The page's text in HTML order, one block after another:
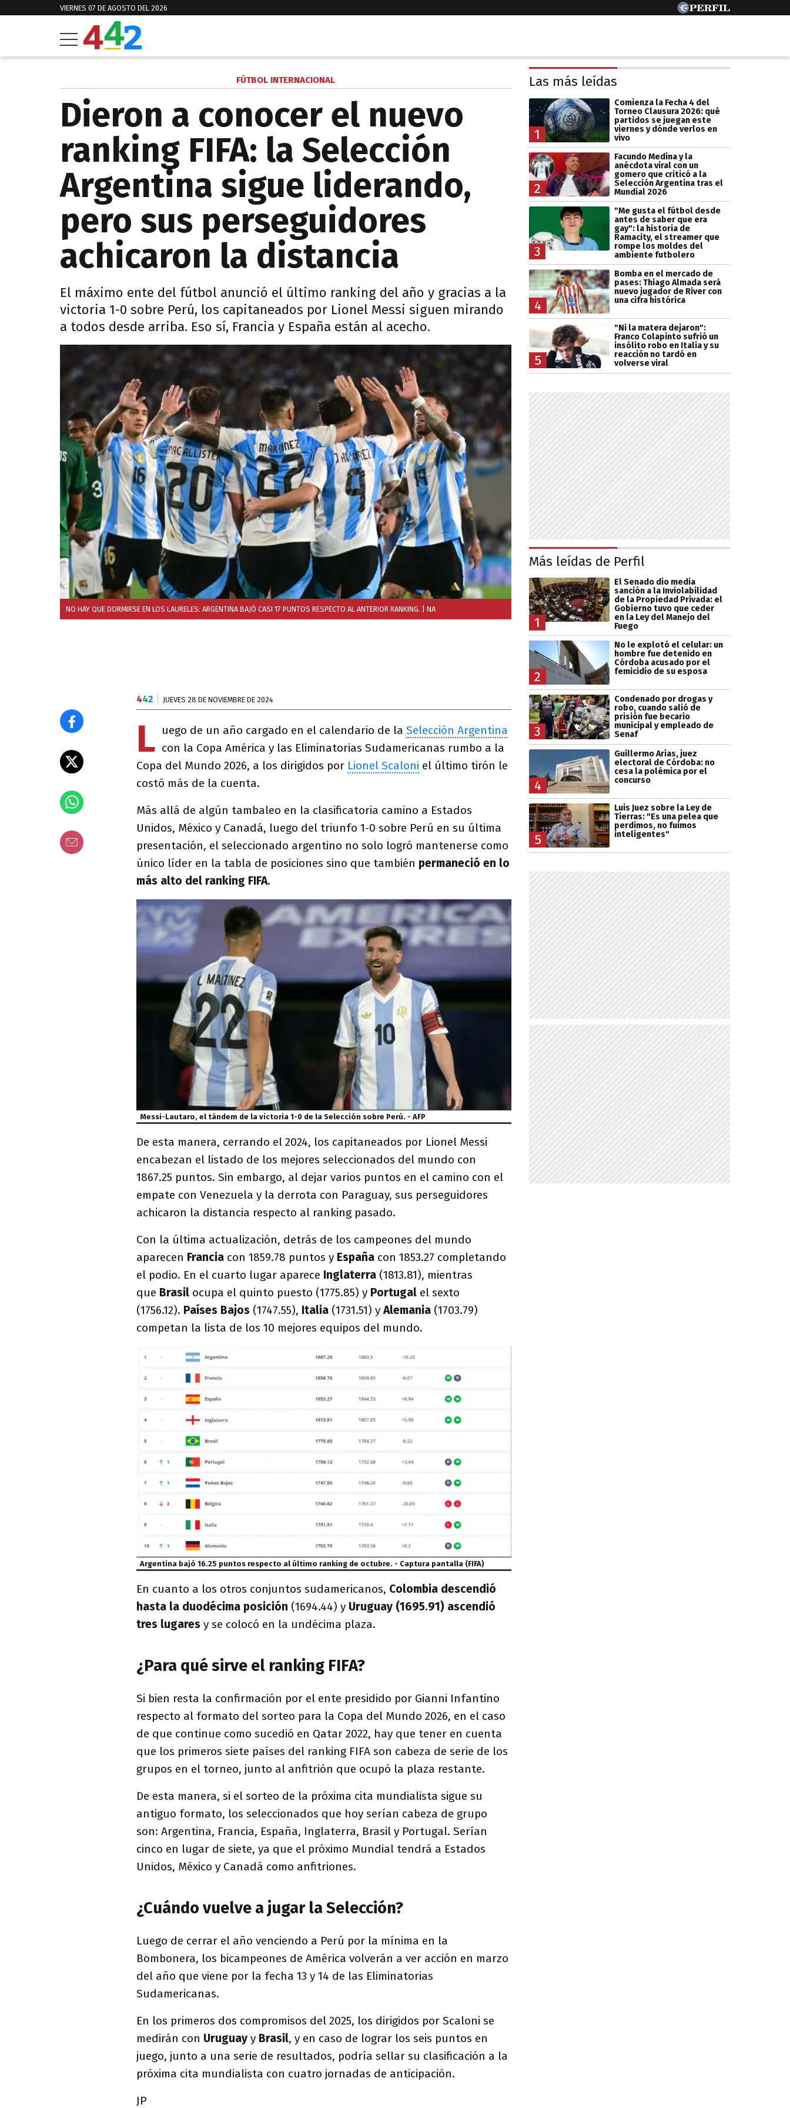
VIERNES 07 DE AGOSTO DEL 2026
FÚTBOL INTERNACIONAL
Dieron a conocer el nuevo
ranking FIFA: la Selección
Argentina sigue liderando,
pero sus perseguidores
achicaron la distancia
El máximo ente del fútbol anunció el último ranking del año y gracias a la
victoria 1-0 sobre Perú, los capitaneados por Lionel Messi siguen mirando
a todos desde arriba. Eso sí, Francia y España están al acecho.
NO HAY QUE DORMIRSE EN LOS LAURELES: ARGENTINA BAJÓ CASI 17 PUNTOS RESPECTO AL ANTERIOR RANKING. | NA
442 JUEVES 28 DE NOVIEMBRE DE 2024
L uego de un año cargado en el calendario de la Selección Argentina
con la Copa América y las Eliminatorias Sudamericanas rumbo a la
Copa del Mundo 2026, a los dirigidos por Lionel Scaloni el último tirón le
costó más de la cuenta.
Más allá de algún tambaleo en la clasificatoria camino a Estados
Unidos, México y Canadá, luego del triunfo 1-0 sobre Perú en su última
presentación, el seleccionado argentino no solo logró mantenerse como
único líder en la tabla de posiciones sino que también permaneció en lo
más alto del ranking FIFA.
Messi-Lautaro, el tándem de la victoria 1-0 de la Selección sobre Perú. - AFP
De esta manera, cerrando el 2024, los capitaneados por Lionel Messi
encabezan el listado de los mejores seleccionados del mundo con
1867.25 puntos. Sin embargo, al dejar varios puntos en el camino con el
empate con Venezuela y la derrota con Paraguay, sus perseguidores
achicaron la distancia respecto al ranking pasado.
Con la última actualización, detrás de los campeones del mundo
aparecen Francia con 1859.78 puntos y España con 1853.27 completando
el podio. En el cuarto lugar aparece Inglaterra (1813.81), mientras
que Brasil ocupa el quinto puesto (1775.85) y Portugal el sexto
(1756.12). Países Bajos (1747.55), Italia (1731.51) yAlemania (1703.79)
competan la lista de los 10 mejores equipos del mundo.
Argentina bajó 16.25 puntos respecto al último ranking de octubre. - Captura pantalla (FIFA)
En cuanto a los otros conjuntos sudamericanos, Colombia descendió
hasta la duodécima posición (1694.44) y Uruguay (1695.91) ascendió
tres lugares y se colocó en la undécima plaza.
¿Para qué sirve el ranking FIFA?
Si bien resta la confirmación por el ente presidido por Gianni Infantino
respecto al formato del sorteo para la Copa del Mundo 2026, en el caso
de que continue como sucedió en Qatar 2022, hay que tener en cuenta
que los primeros siete países del ranking FIFA son cabeza de serie de los
grupos en el torneo, junto al anfitrión que ocupó la plaza restante.
De esta manera, si el sorteo de la próxima cita mundialista sigue su
antiguo formato, los seleccionados que hoy serían cabeza de grupo
son: Argentina, Francia, España, Inglaterra, Brasil y Portugal. Serían
cinco en lugar de siete, ya que el próximo Mundial tendrá a Estados
Unidos, México y Canadá como anfitriones.
¿Cuándo vuelve a jugar la Selección?
Luego de cerrar el año venciendo a Perú por la mínima en la
Bombonera, los bicampeones de América volverán a ver acción en marzo
del año que viene por la fecha 13 y 14 de las Eliminatorias
Sudamericanas.
En los primeros dos compromisos del 2025, los dirigidos por Scaloni se
medirán con Uruguay y Brasil, y en caso de lograr los seis puntos en
juego, junto a una serie de resultados, podría sellar su clasificación a la
próxima cita mundialista con cuatro jornadas de anticipación.
JP
Las más leídas
1
Comienza la Fecha 4 del
Torneo Clausura 2026: qué
partidos se juegan este
viernes y dónde verlos en
vivo
2
Facundo Medina y la
anécdota viral con un
gomero que criticó a la
Selección Argentina tras el
Mundial 2026
3
"Me gusta el fútbol desde
antes de saber que era
gay": la historia de
Ramacity, el streamer que
rompe los moldes del
ambiente futbolero
4
Bomba en el mercado de
pases: Thiago Almada será
nuevo jugador de River con
una cifra histórica
5
"Ni la matera dejaron":
Franco Colapinto sufrió un
insólito robo en Italia y su
reacción no tardó en
volverse viral
Más leídas de Perfil
1
El Senado dio media
sanción a la Inviolabilidad
de la Propiedad Privada: el
Gobierno tuvo que ceder
en la Ley del Manejo del
Fuego
2
No le explotó el celular: un
hombre fue detenido en
Córdoba acusado por el
femicidio de su esposa
3
Condenado por drogas y
robo, cuando salió de
prisión fue becario
municipal y empleado de
Senaf
4
Guillermo Arias, juez
electoral de Córdoba: no
cesa la polémica por el
concurso
5
Luis Juez sobre la Ley de
Tierras: "Es una pelea que
perdimos, no fuimos
inteligentes"